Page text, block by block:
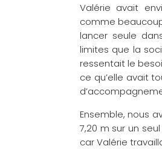
Valérie avait
comme
lancer seule
limites que la
ressentait le
ce qu’elle avait
Ensemble, nous
7,20 m sur un
car Valérie